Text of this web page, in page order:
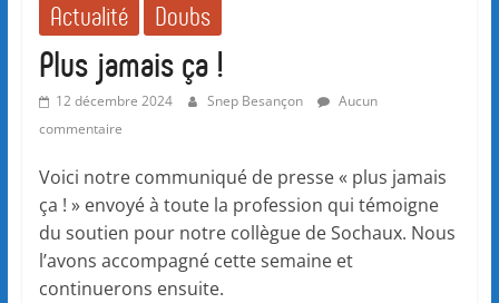
Actualité Doubs
Plus jamais ça !
12 décembre 2024 Snep Besançon
Aucun
commentaire
Voici notre communiqué de presse « plus jamais
ça ! » envoyé à toute la profession qui témoigne
du soutien pour notre collègue de Sochaux. Nous
l’avons accompagné cette semaine et
continuerons ensuite.